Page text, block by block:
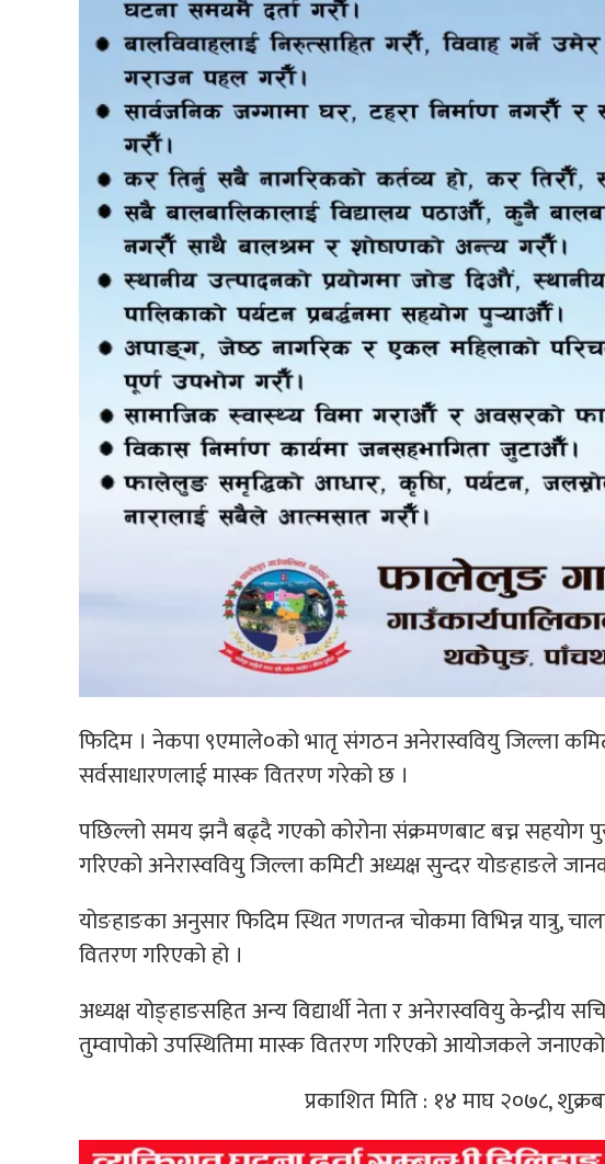
फिदिम । नेकपा ९एमाले०को भातृ संगठन अनेरास्ववियु जिल्ला
सर्वसाधारणलाई मास्क वितरण गरेको छ ।
पछिल्लो समय झनै बढ्दै गएको कोरोना संक्रमणबाट बच्न सहयोग
गरिएको अनेरास्ववियु जिल्ला कमिटी अध्यक्ष सुन्दर योङहाङले
योङहाङका अनुसार फिदिम स्थित गणतन्त्र चोकमा विभिन्न यात्रु,
वितरण गरिएको हो ।
अध्यक्ष योङ्हाङसहित अन्य विद्यार्थी नेता र अनेरास्ववियु केन्द्रीय
तुम्वापोको उपस्थितिमा मास्क वितरण गरिएको आयोजकले
प्रकाशित मिति : १४ माघ २०७८,